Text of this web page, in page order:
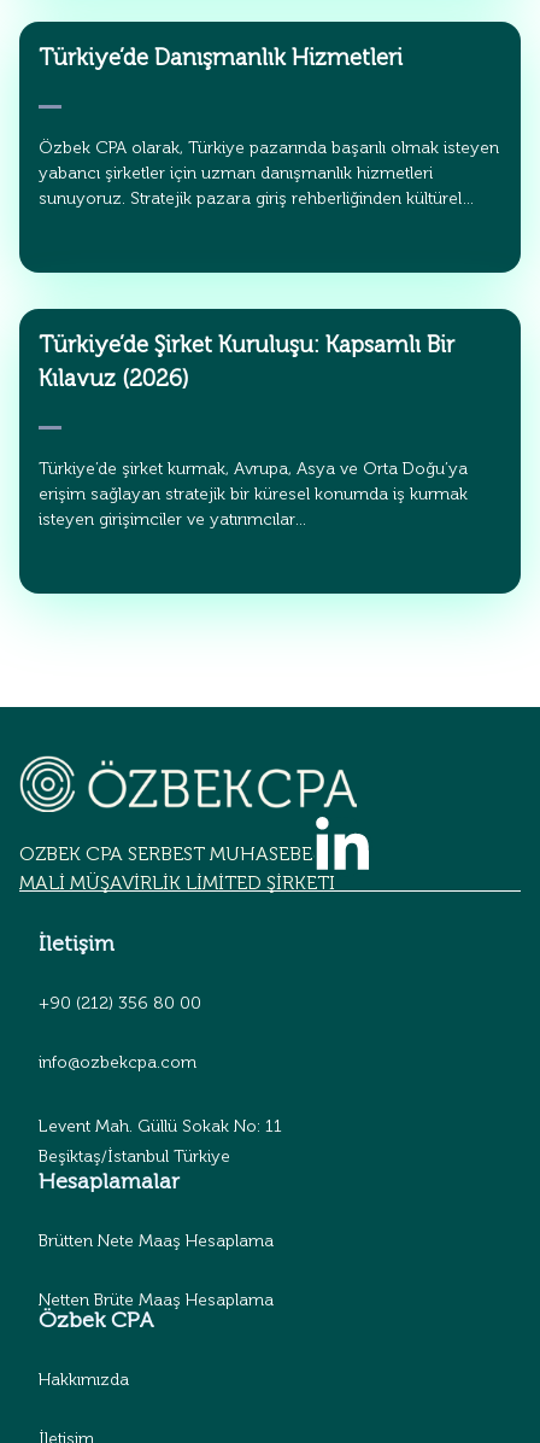
Türkiye’de Danışmanlık Hizmetleri
Özbek CPA olarak, Türkiye pazarında başarılı olmak isteyen
yabancı şirketler için uzman danışmanlık hizmetleri
sunuyoruz. Stratejik pazara giriş rehberliğinden kültürel…
Türkiye’de Şirket Kuruluşu: Kapsamlı Bir
Kılavuz (2026)
Türkiye’de şirket kurmak, Avrupa, Asya ve Orta Doğu’ya
erişim sağlayan stratejik bir küresel konumda iş kurmak
isteyen girişimciler ve yatırımcılar…
OZBEK CPA SERBEST MUHASEBECİLİK
MALİ MÜŞAVİRLİK LİMİTED ŞİRKETİ
İletişim
+90 (212) 356 80 00
info@ozbekcpa.com
Levent Mah. Güllü Sokak No: 11
Beşiktaş/İstanbul Türkiye
Hesaplamalar
Brütten Nete Maaş Hesaplama
Netten Brüte Maaş Hesaplama
Özbek CPA
Hakkımızda
İletişim